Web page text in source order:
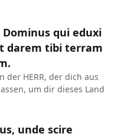
qui eduxi
darem tibi terram
der HERR, der dich aus
um dir dieses Land
unde scire